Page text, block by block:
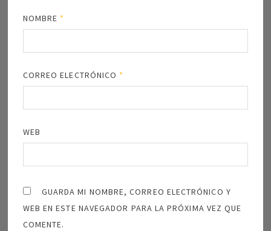
NOMBRE *
CORREO ELECTRÓNICO *
WEB
GUARDA MI NOMBRE, CORREO ELECTRÓNICO Y
WEB EN ESTE NAVEGADOR PARA LA PRÓXIMA VEZ QUE
COMENTE.